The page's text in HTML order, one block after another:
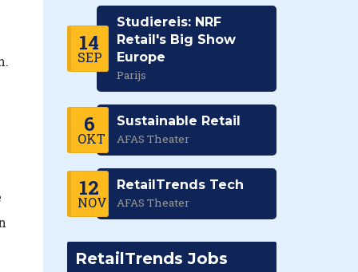
14
SEP
Studiereis: NRF
Retail's Big Show
Europe
Parijs
6
OKT
Sustainable Retail
AFAS Theater
12
NOV
RetailTrends Tech
AFAS Theater
RetailTrends Jobs